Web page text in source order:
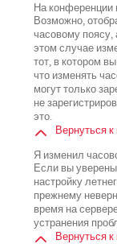
На конференции
Возможно,
часовому поясу,
этом случае
тот, в котором
что изменять
могут только
не
это.
Вернуться
Я изменил
Если вы
настройку
прежнему
время на
устранения
Вернуться